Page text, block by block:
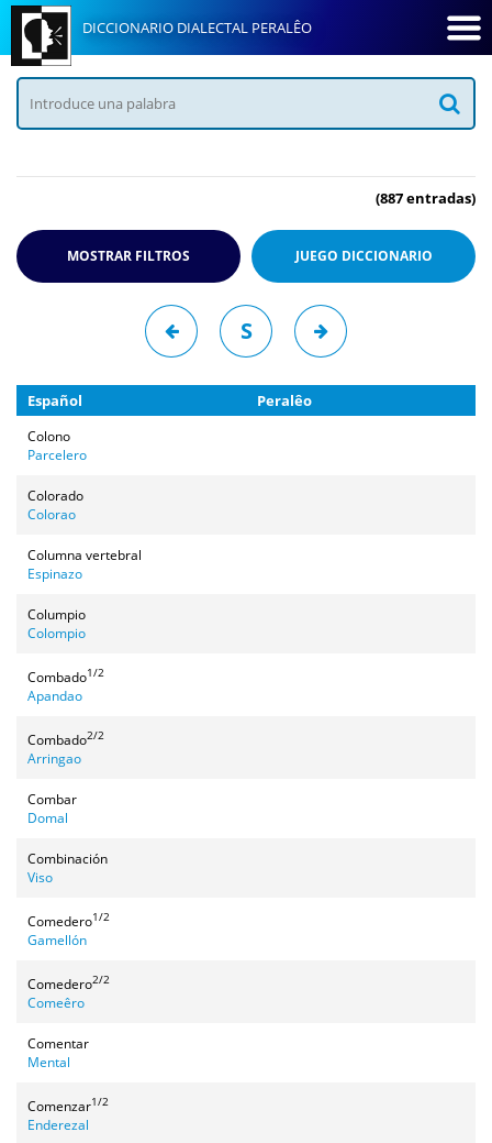
DICCIONARIO DIALECTAL PERALÊO
(887 entradas)
MOSTRAR FILTROS JUEGO DICCIONARIO
S
Español Peralêo
Colono
Parcelero
Colorado
Colorao
Columna vertebral
Espinazo
Columpio
Colompio
Combado1/2
Apandao
Combado2/2
Arringao
Combar
Domal
Combinación
Viso
Comedero1/2
Gamellón
Comedero2/2
Comeêro
Comentar
Mental
Comenzar1/2
Enderezal